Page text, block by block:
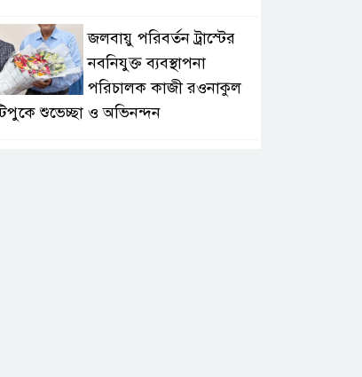
জলবায়ু পরিবর্তন ট্রাস্টের
নবনিযুক্ত ব্যবস্থাপনা
পরিচালক কাজী রওনাকুল
শুভেচ্ছা ও অভিনন্দন